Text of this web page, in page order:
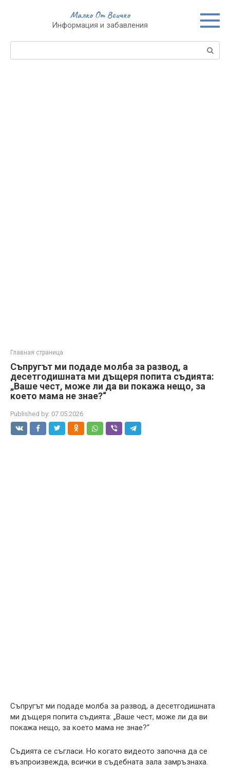
Малко От Всичко
Информация и забавления
Search:
Главная страница
Съпругът ми подаде молба за развод, а
десетгодишната ми дъщеря попита съдията:
„Ваше чест, може ли да ви покажа нещо, за
което мама не знае?“
Published by: 07.05.2026
Съпругът ми подаде молба за развод, а десетгодишната
ми дъщеря попита съдията: „Ваше чест, може ли да ви
покажа нещо, за което мама не знае?“
Съдията се съгласи. Но когато видеото започна да се
възпроизвежда, всички в съдебната зала замръзнаха.